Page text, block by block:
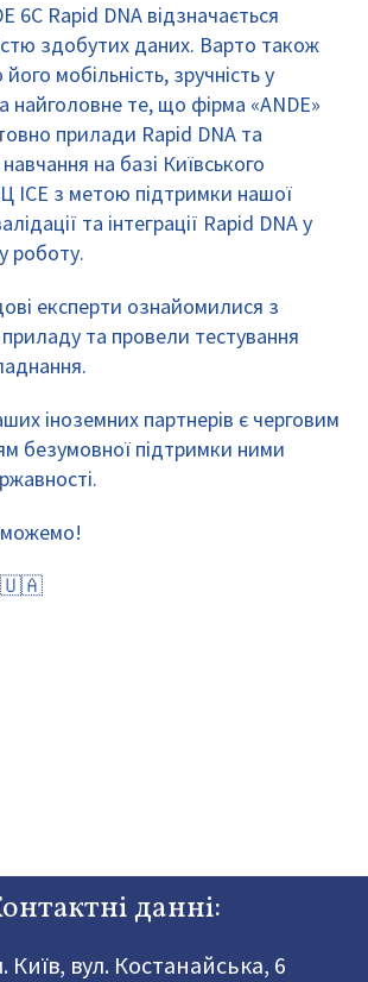
6C Rapid DNA відзначається
здобутих даних. Варто також
мобільність, зручність у
найголовне те, що фірма «ANDE»
прилади Rapid DNA та
на базі Київського
ІСЕ з метою підтримки нашої
та інтеграції Rapid DNA у
роботу.
експерти ознайомилися з
та провели тестування
іноземних партнерів є черговим
безумовної підтримки ними
🇺🇦
данні:
Київ, вул. Костанайська, 6